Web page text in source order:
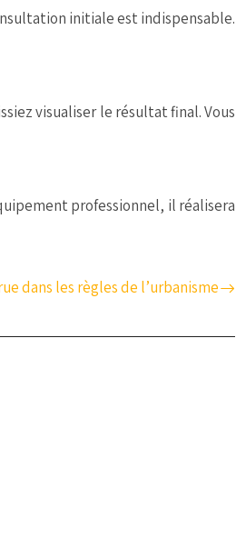
initiale est indispensable.
visualiser le résultat final. Vous
professionnel, il réalisera
dans les règles de l’urbanisme